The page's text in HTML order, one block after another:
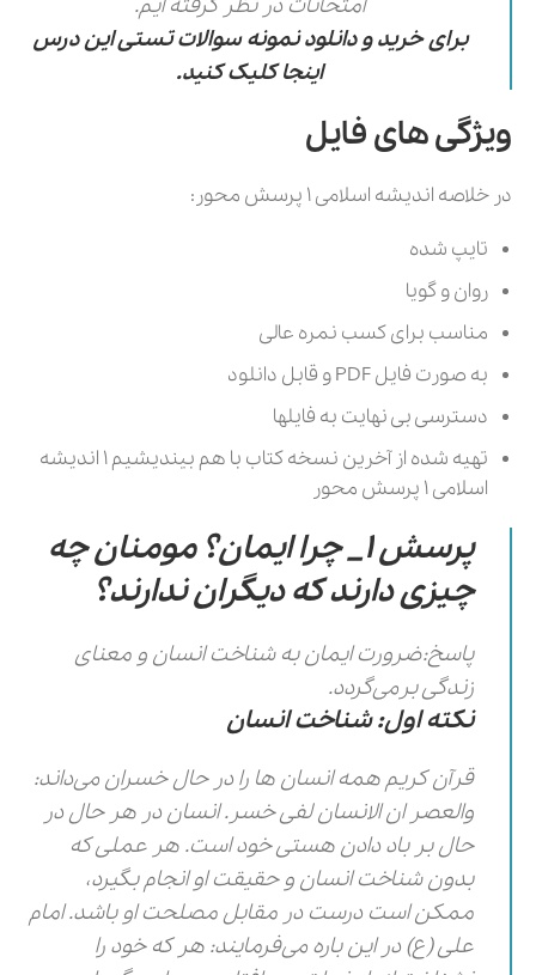
برای خرید و دانلود نمونه سوالات تستی این درس
اینجا کلیک کنید.
ویژگی های فایل
در خلاصه اندیشه اسلامی 1 پرسش محور:
تایپ شده
روان و گویا
مناسب برای کسب نمره عالی
به صورت فایل PDF و قابل دانلود
دسترسی بی نهایت به فایلها
تهیه شده از آخرین نسخه کتاب با هم بیندیشیم 1 اندیشه
اسلامی 1 پرسش محور
پرسش 1_ چرا ایمان؟ مومنان چه
چیزی دارند که دیگران ندارند؟
پاسخ:ضرورت ایمان به شناخت انسان و معنای
زندگی برمی‌گردد.
نکته اول: شناخت انسان
قرآن کریم همه انسان ها را در حال خسران می‌داند:
والعصر ان الانسان لفی خسر. انسان در هر حال در
حال بر باد دادن هستی خود است. هر عملی که
بدون شناخت انسان و حقیقت او انجام بگیرد،
ممکن است درست در مقابل مصلحت او باشد. امام
علی (ع) در این باره می‌فرمایند: هر که خود را